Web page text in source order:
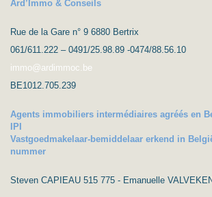
Ard’Immo & Conseils
Rue de la Gare n° 9 6880 Bertrix
061/611.222 – 0491/25.98.89 -0474/88.56.10
immo@ardimmoc.be
BE1012.705.239
Agents immobiliers intermédiaires agréés en
IPI
Vastgoedmakelaar-bemiddelaar erkend in
nummer
Steven CAPIEAU 515 775 - Emanuelle